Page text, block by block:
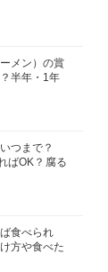
メン）の賞
半年・1年
つまで？
ばOK？腐る
食べられ
方や食べた